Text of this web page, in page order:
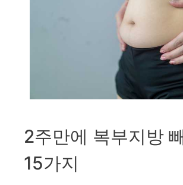
2주만에 복부지방
15가지